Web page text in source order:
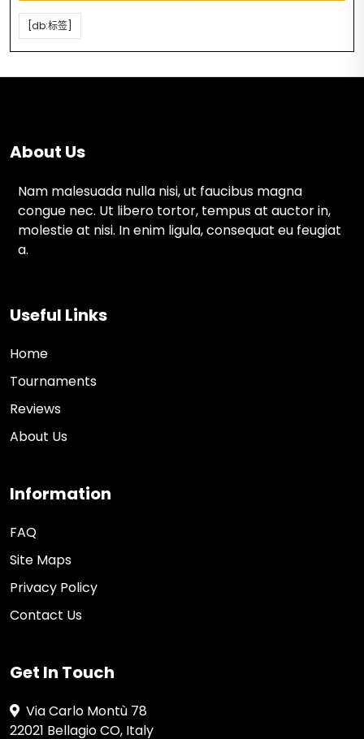
[db:标签]
About Us
Nam malesuada nulla nisi, ut faucibus magna
congue nec. Ut libero tortor, tempus at auctor in,
molestie at nisi. In enim ligula, consequat eu feugiat
a.
Useful Links
Home
Tournaments
Reviews
About Us
Information
FAQ
Site Maps
Privacy Policy
Contact Us
Get In Touch
Via Carlo Montù 78
22021 Bellagio CO, Italy